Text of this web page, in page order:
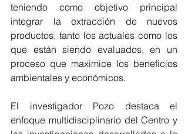
teniendo como objetivo principal
integrar la extracción de nuevos
productos, tanto los actuales como los
que están siendo evaluados, en un
proceso que maximice los beneficios
ambientales y económicos.
El investigador Pozo destaca el
enfoque multidisciplinario del Centro y